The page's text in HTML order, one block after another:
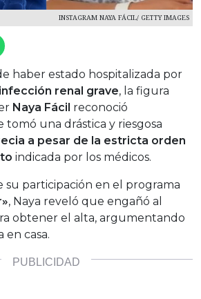
INSTAGRAM NAYA FÁCIL/ GETTY IMAGES
haber estado hospitalizada por
infección renal grave, la figura
Naya Fácil reconoció
una drástica y riesgosa
a pesar de la estricta orden
indicada por los médicos.
su participación en el programa
, Naya reveló que engañó al
obtener el alta, argumentando
casa.